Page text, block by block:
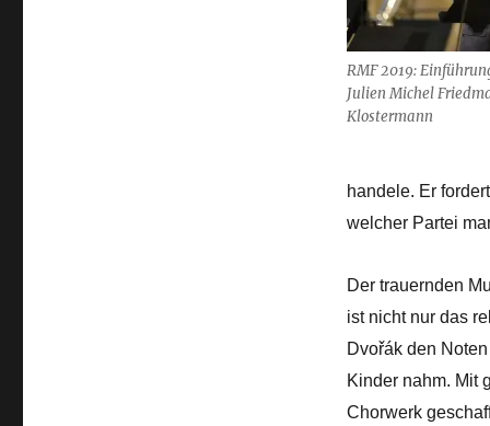
RMF 2019:
Julien Michel
Klostermann
handele. Er
welcher Partei
Der trauernden
ist nicht nur das
Dvořák den
Kinder nahm. Mit
Chorwerk